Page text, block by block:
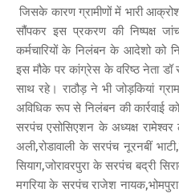
जिसके कारण ग्रामीणों में भारी
सौंपकर इस प्रकरण की निष्पक्ष
कर्मचारियों के निलंबन के आदेशो को
इस मौके पर कांग्रेस के वरिष्ठ नेता डॉ
साथ रहे। राठौड़ ने भी जोड़कियां
अविधिक रूप से निलंबन की कार्रवाई को
सरपंच एसोसिएशन के अध्यक्ष रामेश्वर
अली,रोडावाली के सरपंच नूरनबीं
सियाग,जोरावरपुरा के सरपंच बद्री
मगरिया के सरपंच राजेश